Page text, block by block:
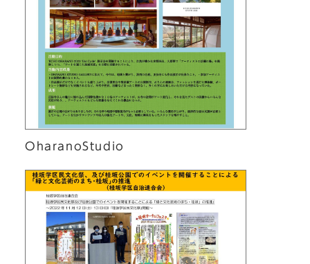
OharanoStudio